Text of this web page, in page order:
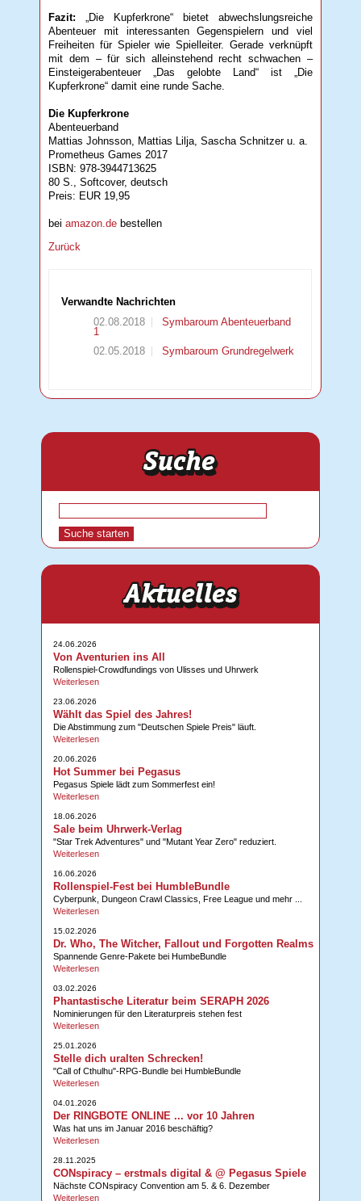
Fazit: „Die Kupferkrone“ bietet abwechslungsreiche
Abenteuer mit interessanten Gegenspielern und viel
Freiheiten für Spieler wie Spielleiter. Gerade verknüpft
mit dem – für sich alleinstehend recht schwachen –
Einsteigerabenteuer „Das gelobte Land“ ist „Die
Kupferkrone“ damit eine runde Sache.
Die Kupferkrone
Abenteuerband
Mattias Johnsson, Mattias Lilja, Sascha Schnitzer u. a.
Prometheus Games 2017
ISBN: 978-3944713625
80 S., Softcover, deutsch
Preis: EUR 19,95
beiamazon.de bestellen
Zurück
Verwandte Nachrichten
02.08.2018
Symbaroum Abenteuerband
1
02.05.2018
Symbaroum Grundregelwerk
24.06.2026
Von Aventurien ins All
Rollenspiel-Crowdfundings von Ulisses und Uhrwerk
Weiterlesen
23.06.2026
Wählt das Spiel des Jahres!
Die Abstimmung zum "Deutschen Spiele Preis" läuft.
Weiterlesen
20.06.2026
Hot Summer bei Pegasus
Pegasus Spiele lädt zum Sommerfest ein!
Weiterlesen
18.06.2026
Sale beim Uhrwerk-Verlag
"Star Trek Adventures" und "Mutant Year Zero" reduziert.
Weiterlesen
16.06.2026
Rollenspiel-Fest bei HumbleBundle
Cyberpunk, Dungeon Crawl Classics, Free League und mehr ...
Weiterlesen
15.02.2026
Dr. Who, The Witcher, Fallout und Forgotten Realms
Spannende Genre-Pakete bei HumbeBundle
Weiterlesen
03.02.2026
Phantastische Literatur beim SERAPH 2026
Nominierungen für den Literaturpreis stehen fest
Weiterlesen
25.01.2026
Stelle dich uralten Schrecken!
"Call of Cthulhu"-RPG-Bundle bei HumbleBundle
Weiterlesen
04.01.2026
Der RINGBOTE ONLINE ... vor 10 Jahren
Was hat uns im Januar 2016 beschäftig?
Weiterlesen
28.11.2025
CONspiracy – erstmals digital & @ Pegasus Spiele
Nächste CONspiracy Convention am 5. & 6. Dezember
Weiterlesen